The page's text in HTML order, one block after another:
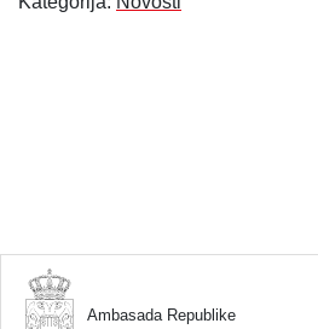
Ambasada Republike